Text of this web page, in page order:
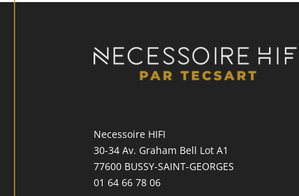
Necessoire HIFI
30-34 Av. Graham Bell Lot A1
77600 BUSSY-SAINT-GEORGES
01 64 66 78 06